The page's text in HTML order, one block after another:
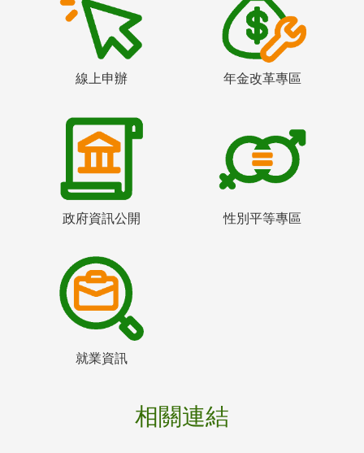
線上申辦 年金改革專區
政府資訊公開 性別平等專區
就業資訊
相關連結